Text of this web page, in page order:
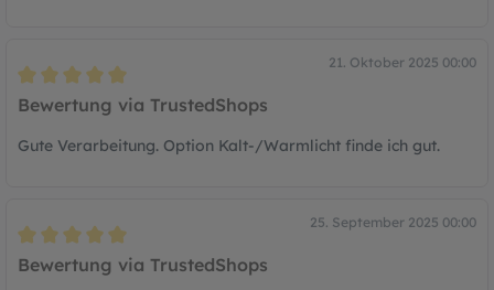
21. Oktober 2025 00:00
Bewertung mit 5 von 5 Sternen
Bewertung via TrustedShops
Gute Verarbeitung. Option Kalt-/Warmlicht finde ich gut.
25. September 2025 00:00
Bewertung mit 5 von 5 Sternen
Bewertung via TrustedShops